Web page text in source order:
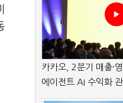
카카오, 2분기 매출·
에이전트 AI 수익화